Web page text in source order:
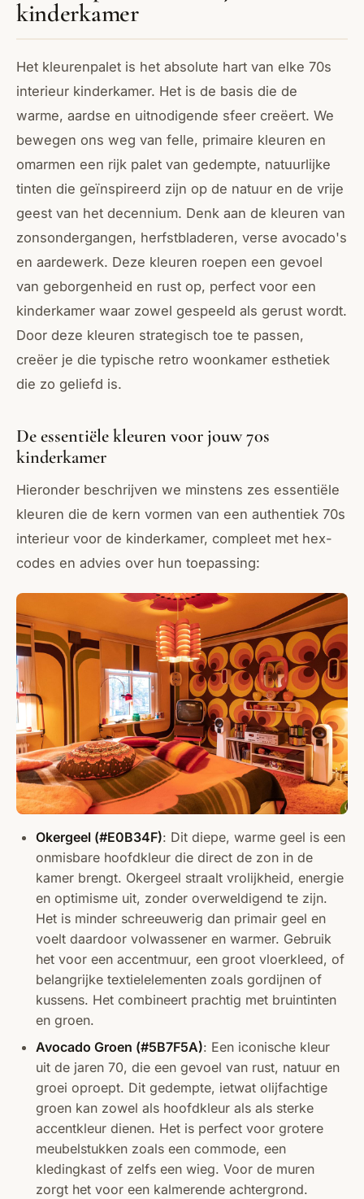
kinderkamer
Het kleurenpalet is het absolute hart van elke 70s
interieur kinderkamer. Het is de basis die de
warme, aardse en uitnodigende sfeer creëert. We
bewegen ons weg van felle, primaire kleuren en
omarmen een rijk palet van gedempte, natuurlijke
tinten die geïnspireerd zijn op de natuur en de vrije
geest van het decennium. Denk aan de kleuren van
zonsondergangen, herfstbladeren, verse avocado's
en aardewerk. Deze kleuren roepen een gevoel
van geborgenheid en rust op, perfect voor een
kinderkamer waar zowel gespeeld als gerust wordt.
Door deze kleuren strategisch toe te passen,
creëer je die typische retro woonkamer esthetiek
die zo geliefd is.
De essentiële kleuren voor jouw 70s
kinderkamer
Hieronder beschrijven we minstens zes essentiële
kleuren die de kern vormen van een authentiek 70s
interieur voor de kinderkamer, compleet met hex-
codes en advies over hun toepassing:
Okergeel (#E0B34F): Dit diepe, warme geel is een
onmisbare hoofdkleur die direct de zon in de
kamer brengt. Okergeel straalt vrolijkheid, energie
en optimisme uit, zonder overweldigend te zijn.
Het is minder schreeuwerig dan primair geel en
voelt daardoor volwassener en warmer. Gebruik
het voor een accentmuur, een groot vloerkleed, of
belangrijke textielelementen zoals gordijnen of
kussens. Het combineert prachtig met bruintinten
en groen.
Avocado Groen (#5B7F5A): Een iconische kleur
uit de jaren 70, die een gevoel van rust, natuur en
groei oproept. Dit gedempte, ietwat olijfachtige
groen kan zowel als hoofdkleur als als sterke
accentkleur dienen. Het is perfect voor grotere
meubelstukken zoals een commode, een
kledingkast of zelfs een wieg. Voor de muren
zorgt het voor een kalmerende achtergrond.